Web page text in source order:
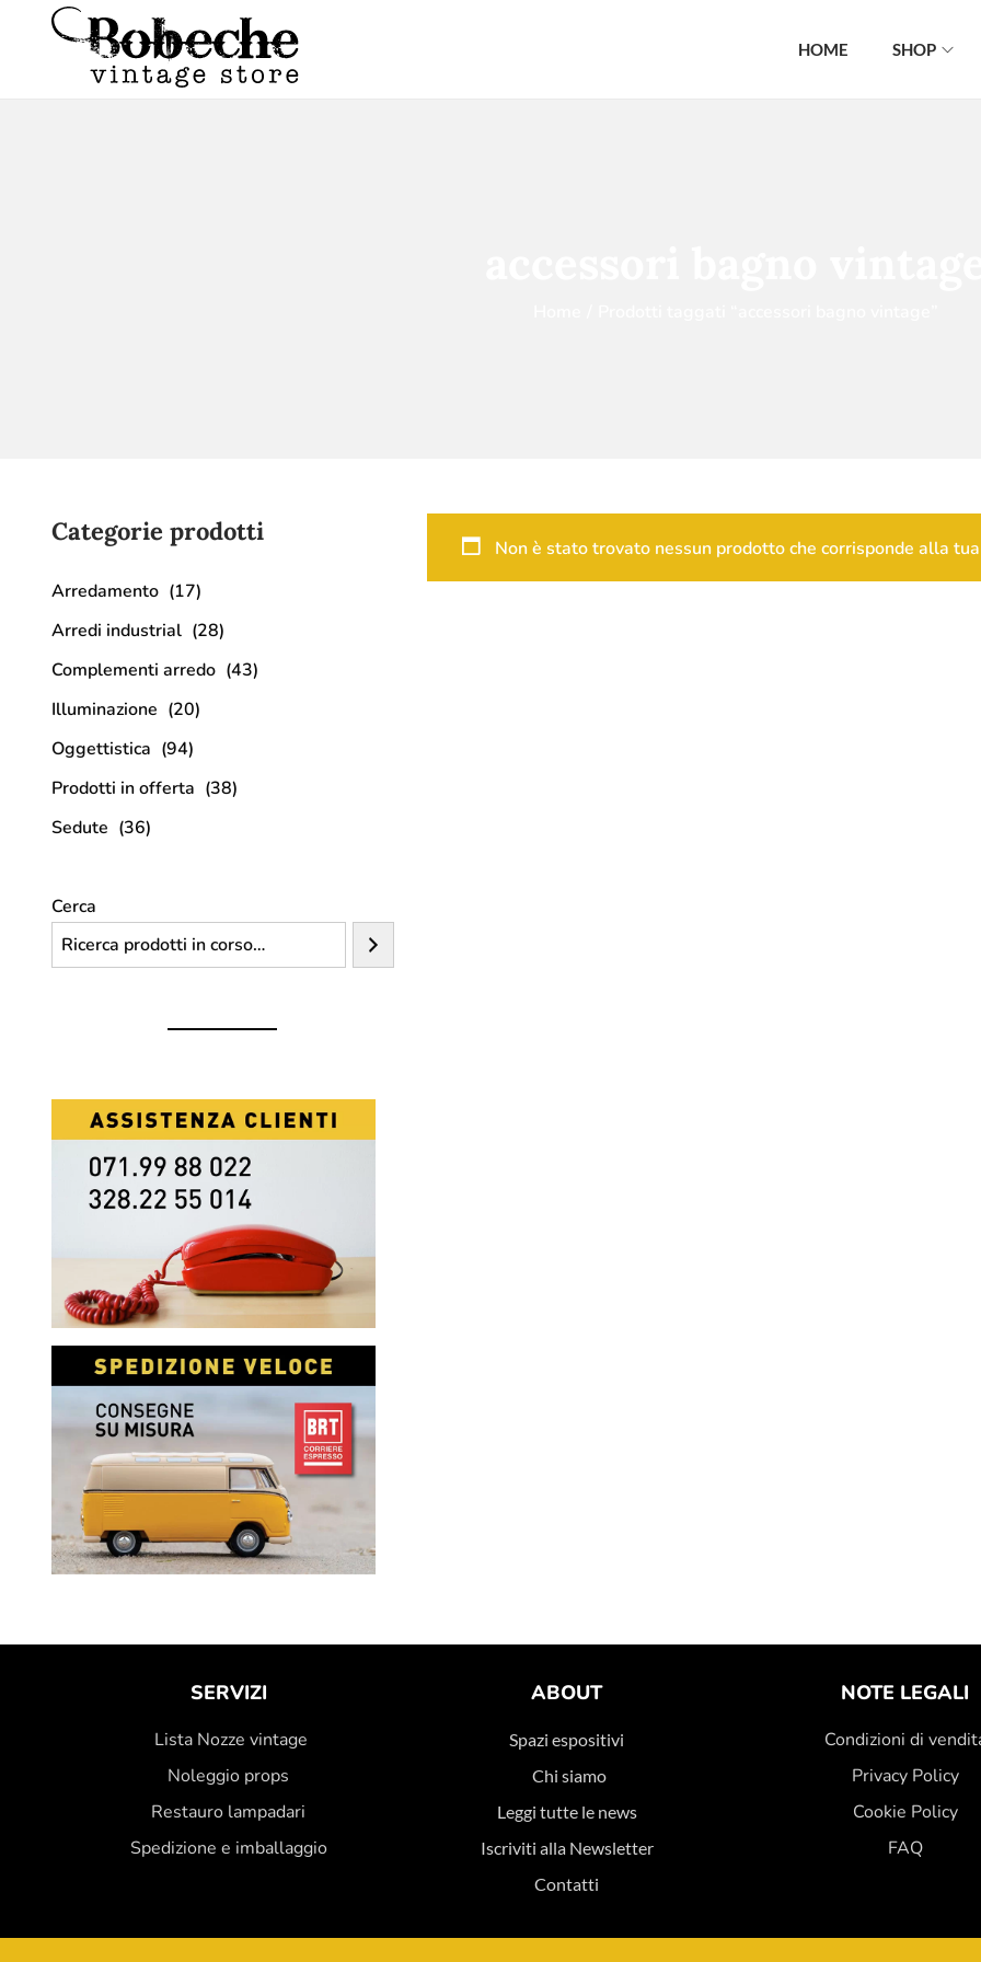
HOME SHOP
Non è stato trovato nessun prodotto che corrisponde alla
Categorie prodotti
Arredamento (17)
Arredi industrial (28)
Complementi arredo (43)
Illuminazione (20)
Oggettistica (94)
Prodotti in offerta (38)
Sedute (36)
Cerca
SERVIZI
Lista Nozze vintage
Noleggio props
Restauro lampadari
Spedizione e imballaggio
ABOUT
Spazi espositivi
Chi siamo
Leggi tutte le news
Iscriviti alla Newsletter
Contatti
NOTE LEGALI
Condizioni di
Privacy Policy
Cookie Policy
FAQ